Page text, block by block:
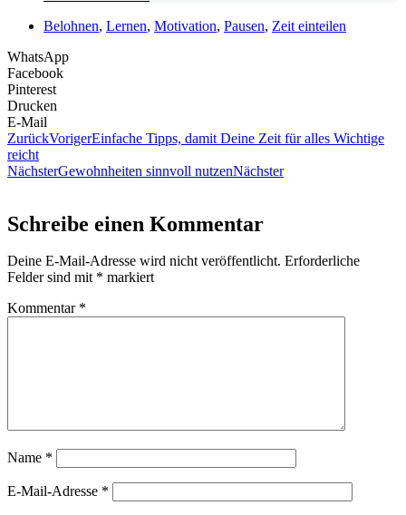
Belohnen, Lernen, Motivation, Pausen, Zeit einteilen
WhatsApp
Facebook
Pinterest
Drucken
E-Mail
ZurückVorigerEinfache Tipps, damit Deine Zeit für alles Wichtige
reicht
NächsterGewohnheiten sinnvoll nutzenNächster
Schreibe einen Kommentar
Deine E-Mail-Adresse wird nicht veröffentlicht. Erforderliche
Felder sind mit * markiert
Kommentar *
Name *
E-Mail-Adresse *